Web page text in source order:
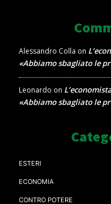
Alessandro Colla on
«Abbiamo sbagliato le
Leonardo on
«Abbiamo sbagliato le
ESTERI
ECONOMIA
CONTRO POTERE